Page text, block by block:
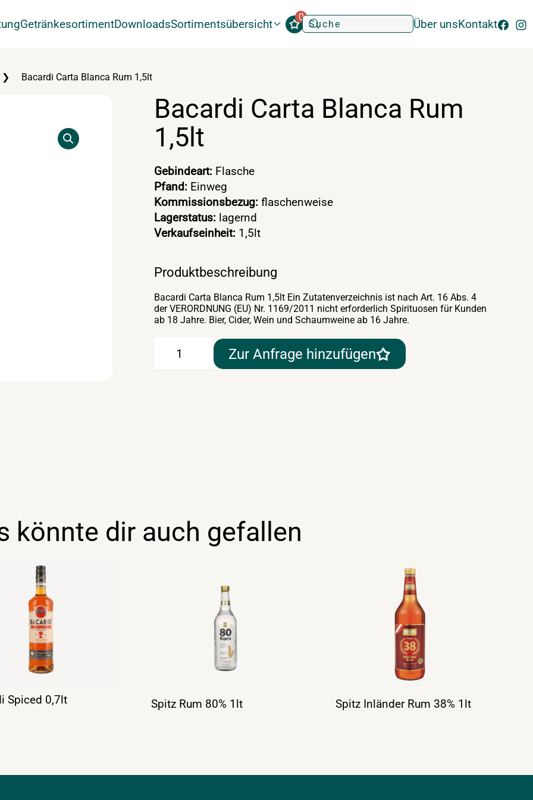
GetränkesortimentDownloadsSortimentsübersicht
0
Über unsKontakt
Bacardi Carta Blanca Rum 1,5lt
Bacardi Carta Blanca Rum
1,5lt
Gebindeart: Flasche
Pfand: Einweg
Kommissionsbezug: flaschenweise
Lagerstatus: lagernd
Verkaufseinheit: 1,5lt
Produktbeschreibung
Bacardi Carta Blanca Rum 1,5lt Ein Zutatenverzeichnis ist nach Art. 16 Abs. 4
der VERORDNUNG (EU) Nr. 1169/2011 nicht erforderlich Spirituosen für Kunden
ab 18 Jahre. Bier, Cider, Wein und Schaumweine ab 16 Jahre.
Zur Anfrage hinzufügen
könnte dir auch gefallen
Spiced 0,7lt Spitz Rum 80% 1lt Spitz Inländer Rum 38% 1lt